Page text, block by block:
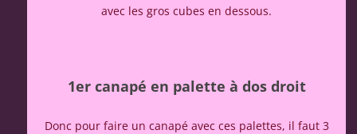
avec les gros cubes en dessous.
1er canapé en palette à dos droit
Donc pour faire un canapé avec ces palettes, il faut 3